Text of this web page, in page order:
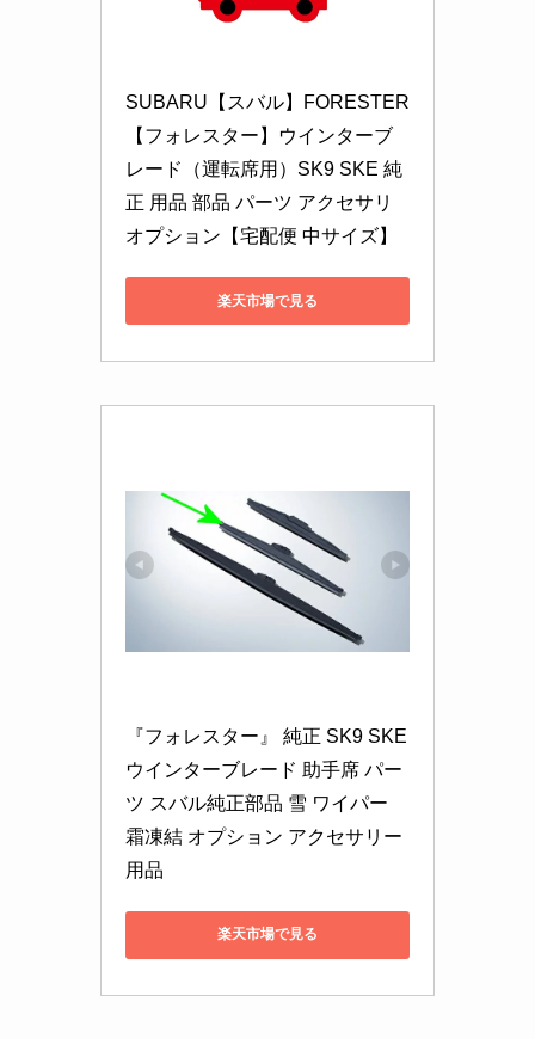
SUBARU【スバル】FORESTER
【フォレスター】ウインターブ
レード（運転席用）SK9 SKE 純
正 用品 部品 パーツ アクセサリ
オプション【宅配便 中サイズ】
楽天市場で見る
『フォレスター』 純正 SK9 SKE
ウインターブレード 助手席 パー
ツ スバル純正部品 雪 ワイパー
霜凍結 オプション アクセサリー
用品
楽天市場で見る